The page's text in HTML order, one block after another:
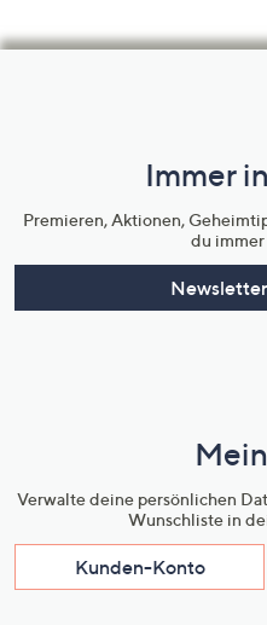
Immer
Premieren, Aktionen,
du
Verwalte deine persönlichen
Wunschliste in
Kunden-Konto